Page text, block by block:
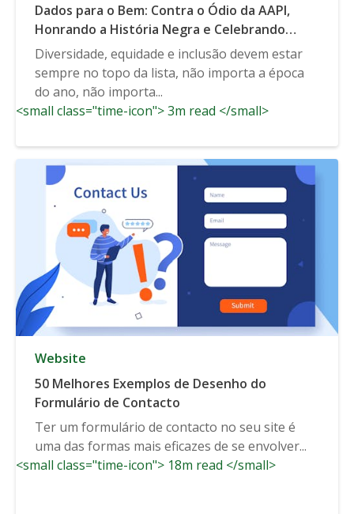
Dados para o Bem: Contra o Ódio da AAPI,
Honrando a História Negra e Celebrando
Todos os Gêneros
Diversidade, equidade e inclusão devem estar
sempre no topo da lista, não importa a época
do ano, não importa...
<small class="time-icon"> 3m read </small>
Website
50 Melhores Exemplos de Desenho do
Formulário de Contacto
Ter um formulário de contacto no seu site é
uma das formas mais eficazes de se envolver...
<small class="time-icon"> 18m read </small>